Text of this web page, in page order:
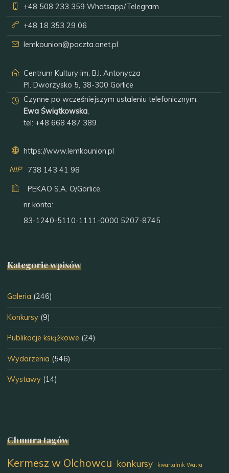
+48 508 233 359 Whatsapp/Telegram
+48 18 353 29 06
lemkounion@poczta.onet.pl
Centrum Kultury im. B.I. Antonycza
Pl. Dworzysko 5, 38-300 Gorlice
Czynne po wcześniejszym ustaleniu telefonicznym:
Ewa Świątkowska,
tel:+48 668 487 389
https://www.lemkounion.pl
NIP
738 143 41 98
PEKAO S.A. O/Gorlice,
nr konta:
83-1240-5110-1111-0000 5207-8745
Kategorie wpisów
Galeria (246)
Konkursy (9)
Publikacje książkowe (24)
Wydarzenia (546)
Wystawy (14)
Chmura tagów
Kermesz w Olchowcu konkursy kwartalnik Watra